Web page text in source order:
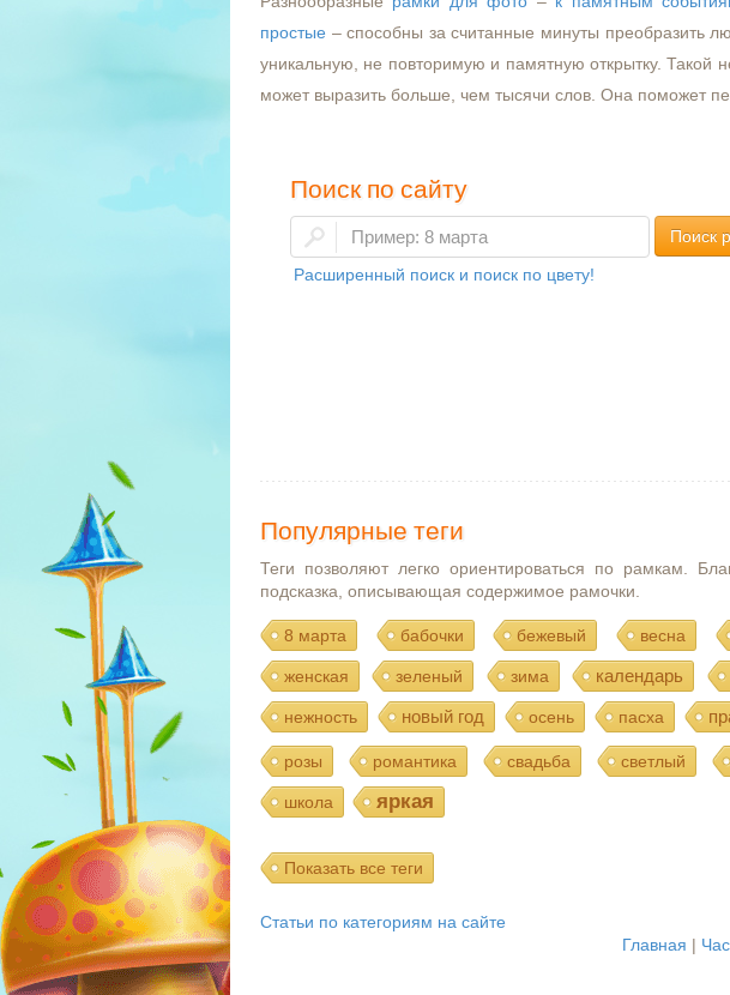
простые – способны за считанные минуты преобразить
уникальную, не повторимую и памятную открытку. Такой
может выразить больше, чем тысячи слов. Она поможет
Поиск по сайту
Поиск
Расширенный поиск и поиск по цвету!
Популярные теги
Теги позволяют легко ориентироваться по рамкам.
подсказка, описывающая содержимое рамочки.
8 марта бабочки бежевый весна
женская зеленый зима календарь
нежность новый год осень пасха
розы романтика свадьба светлый
школа яркая
Показать все теги
Статьи по категориям на сайте
Главная |